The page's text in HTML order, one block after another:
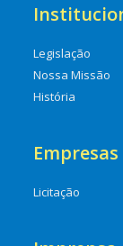
Legislação
Nossa Missão
História
Empresas
Licitação